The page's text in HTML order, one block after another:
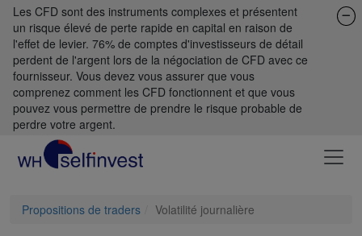
Les CFD sont des instruments complexes et présentent
un risque élevé de perte rapide en capital en raison de
l'effet de levier. 76% de comptes d'investisseurs de détail
perdent de l'argent lors de la négociation de CFD avec ce
fournisseur. Vous devez vous assurer que vous
comprenez comment les CFD fonctionnent et que vous
pouvez vous permettre de prendre le risque probable de
perdre votre argent.
Propositions de traders Volatilité journalière